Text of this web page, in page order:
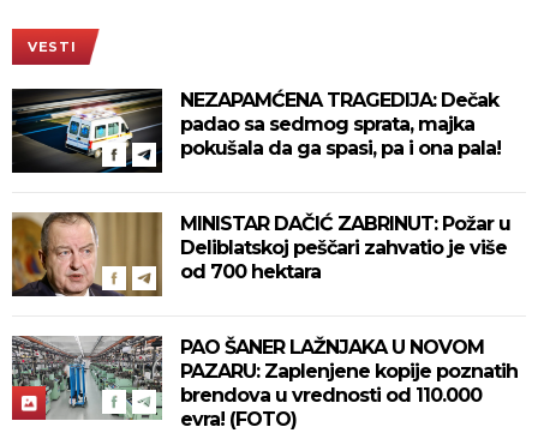
VESTI
NEZAPAMĆENA TRAGEDIJA: Dečak
padao sa sedmog sprata, majka
pokušala da ga spasi, pa i ona pala!
MINISTAR DAČIĆ ZABRINUT: Požar u
Deliblatskoj peščari zahvatio je više
od 700 hektara
PAO ŠANER LAŽNJAKA U NOVOM
PAZARU: Zaplenjene kopije poznatih
brendova u vrednosti od 110.000
evra! (FOTO)